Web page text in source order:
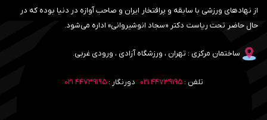
از نهادهای ورزشی با سابقه و پرافتخار ایران و صاحب آوازه در دنیا بوده که در
حال حاضر تحت ریاست دکتر «سجاد انوشیروانی» اداره می‌شود.
ساختمان مرکزی : تهران ، ورزشگاه آزادی ، ورودی غربی.
تلفن :۴۴۷۳۹۱۹۵ ۰۲۱ دورنگار :۴۴۷۳۹۱۹۵ ۰۲۱